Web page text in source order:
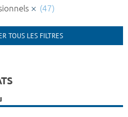
(47)
TOUS LES FILTRES